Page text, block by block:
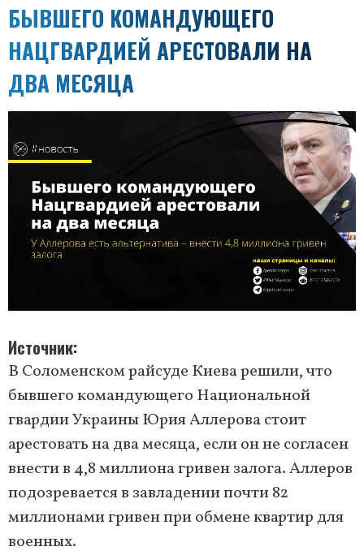
БЫВШЕГО КОМАНДУЮЩЕГО
НАЦГВАРДИЕЙ АРЕСТОВАЛИ НА
ДВА МЕСЯЦА
Источник
В Соломенском райсуде Киева решили, что
бывшего командующего Национальной
гвардии Украины Юрия Аллерова стоит
арестовать на два месяца, если он не согласен
внести в 4,8 миллиона гривен залога. Аллеров
подозревается в завладении почти 82
миллионами гривен при обмене квартир для
военных.